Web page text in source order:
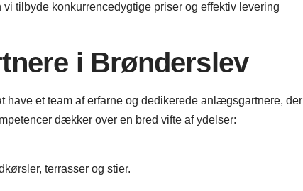
tilbyde konkurrencedygtige priser og effektiv levering
i Brønderslev
et team af erfarne og dedikerede anlægsgartnere, der
dækker over en bred vifte af ydelser:
terrasser og stier.